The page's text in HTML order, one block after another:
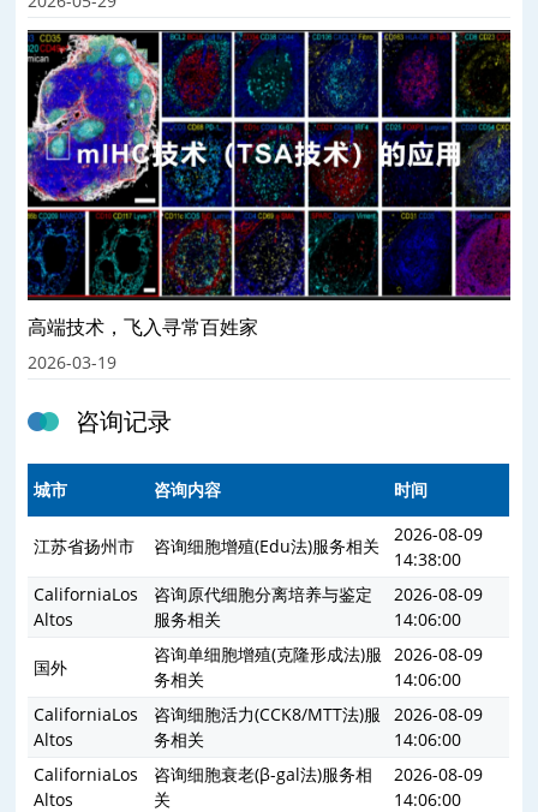
高端技术，飞入寻常百姓家
2026-03-19
咨询记录
城市 咨询内容 时间
江苏省扬州市 咨询细胞增殖(Edu法)服务相关
2026-08-09
14:38:00
CaliforniaLos
Altos
咨询原代细胞分离培养与鉴定
服务相关
2026-08-09
14:06:00
国外
咨询单细胞增殖(克隆形成法)服
务相关
2026-08-09
14:06:00
CaliforniaLos
Altos
咨询细胞活力(CCK8/MTT法)服
务相关
2026-08-09
14:06:00
CaliforniaLos
Altos
咨询细胞衰老(β-gal法)服务相
关
2026-08-09
14:06:00